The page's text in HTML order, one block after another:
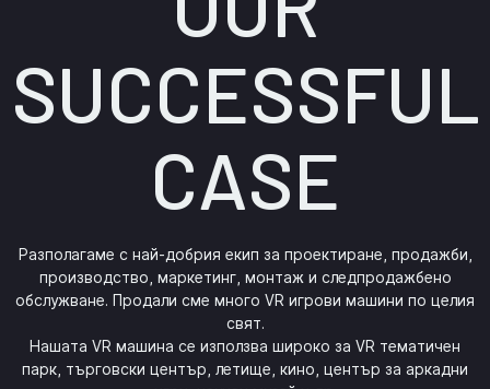
SUCCESSFUL
CASE
Разполагаме с най-добрия екип за проектиране, продажби,
производство, маркетинг, монтаж и следпродажбено
обслужване. Продали сме много VR игрови машини по целия
свят.
Нашата VR машина се използва широко за VR тематичен
парк, търговски център, летище, кино, център за аркадни